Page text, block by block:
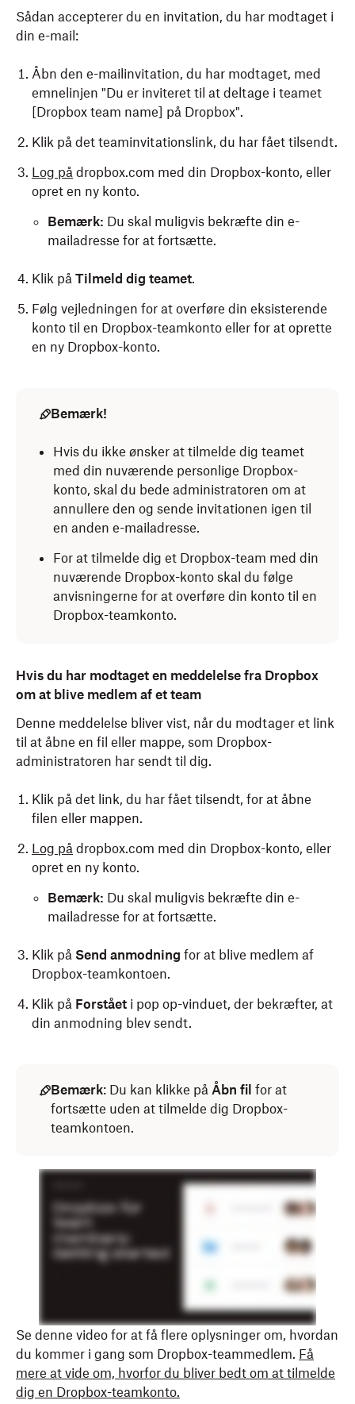
Sådan accepterer du en invitation, du har modtaget i
din e-mail:
Åbn den e-mailinvitation, du har modtaget, med
emnelinjen "Du er inviteret til at deltage i teamet
[Dropbox team name] på Dropbox".
Klik på det teaminvitationslink, du har fået tilsendt.
Log på dropbox.com med din Dropbox-konto, eller
opret en ny konto.
Bemærk: Du skal muligvis bekræfte din e-
mailadresse for at fortsætte.
Klik på Tilmeld dig teamet.
Følg vejledningen for at overføre din eksisterende
konto til en Dropbox-teamkonto eller for at oprette
en ny Dropbox-konto.
Bemærk!
Hvis du ikke ønsker at tilmelde dig teamet
med din nuværende personlige Dropbox-
konto, skal du bede administratoren om at
annullere den og sende invitationen igen til
en anden e-mailadresse.
For at tilmelde dig et Dropbox-team med din
nuværende Dropbox-konto skal du følge
anvisningerne for at overføre din konto til en
Dropbox-teamkonto.
Hvis du har modtaget en meddelelse fra Dropbox
om at blive medlem af et team
Denne meddelelse bliver vist, når du modtager et link
til at åbne en fil eller mappe, som Dropbox-
administratoren har sendt til dig.
Klik på det link, du har fået tilsendt, for at åbne
filen eller mappen.
Log på dropbox.com med din Dropbox-konto, eller
opret en ny konto.
Bemærk: Du skal muligvis bekræfte din e-
mailadresse for at fortsætte.
Klik på Send anmodning for at blive medlem af
Dropbox-teamkontoen.
Klik på Forstået i pop op-vinduet, der bekræfter, at
din anmodning blev sendt.
Bemærk: Du kan klikke på Åbn fil for at
fortsætte uden at tilmelde dig Dropbox-
teamkontoen.
Se denne video for at få flere oplysninger om, hvordan
du kommer i gang som Dropbox-teammedlem. Få
mere at vide om, hvorfor du bliver bedt om at tilmelde
dig en Dropbox-teamkonto.